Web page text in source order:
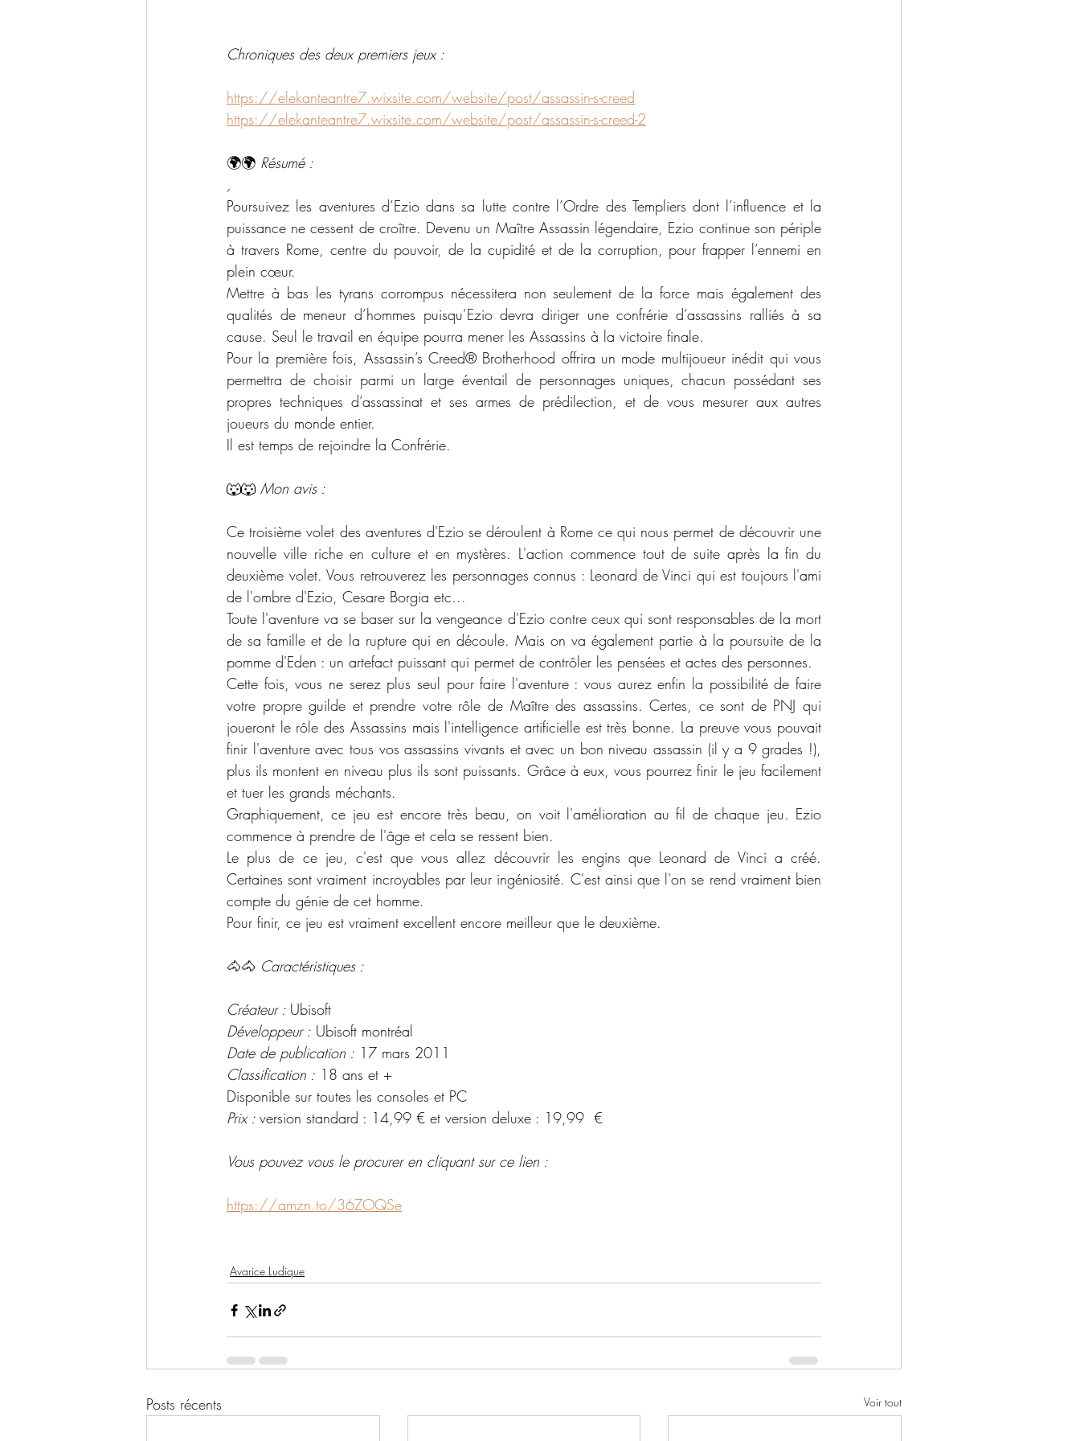
Chroniques des deux premiers jeux :
https://elekanteantre7.wixsite.com/website/post/assassin-s-creed
https://elekanteantre7.wixsite.com/website/post/assassin-s-creed-2
🌍🌍 Résumé :
,
Poursuivez les aventures d’Ezio dans sa lutte contre l’Ordre des Templiers dont l’influence et la
puissance ne cessent de croître. Devenu un Maître Assassin légendaire, Ezio continue son périple
à travers Rome, centre du pouvoir, de la cupidité et de la corruption, pour frapper l’ennemi en
plein cœur.
Mettre à bas les tyrans corrompus nécessitera non seulement de la force mais également des
qualités de meneur d’hommes puisqu’Ezio devra diriger une confrérie d’assassins ralliés à sa
cause. Seul le travail en équipe pourra mener les Assassins à la victoire finale.
Pour la première fois, Assassin’s Creed® Brotherhood offrira un mode multijoueur inédit qui vous
permettra de choisir parmi un large éventail de personnages uniques, chacun possédant ses
propres techniques d’assassinat et ses armes de prédilection, et de vous mesurer aux autres
joueurs du monde entier.
Il est temps de rejoindre la Confrérie.
🐺🐺 Mon avis :
Ce troisième volet des aventures d'Ezio se déroulent à Rome ce qui nous permet de découvrir une
nouvelle ville riche en culture et en mystères. L'action commence tout de suite après la fin du
deuxième volet. Vous retrouverez les personnages connus : Leonard de Vinci qui est toujours l'ami
de l'ombre d'Ezio, Cesare Borgia etc...
Toute l'aventure va se baser sur la vengeance d'Ezio contre ceux qui sont responsables de la mort
de sa famille et de la rupture qui en découle. Mais on va également partie à la poursuite de la
pomme d'Eden : un artefact puissant qui permet de contrôler les pensées et actes des personnes.
Cette fois, vous ne serez plus seul pour faire l'aventure : vous aurez enfin la possibilité de faire
votre propre guilde et prendre votre rôle de Maître des assassins. Certes, ce sont de PNJ qui
joueront le rôle des Assassins mais l'intelligence artificielle est très bonne. La preuve vous pouvait
finir l'aventure avec tous vos assassins vivants et avec un bon niveau assassin (il y a 9 grades !),
plus ils montent en niveau plus ils sont puissants. Grâce à eux, vous pourrez finir le jeu facilement
et tuer les grands méchants.
Graphiquement, ce jeu est encore très beau, on voit l'amélioration au fil de chaque jeu. Ezio
commence à prendre de l'âge et cela se ressent bien.
Le plus de ce jeu, c'est que vous allez découvrir les engins que Leonard de Vinci a créé.
Certaines sont vraiment incroyables par leur ingéniosité. C'est ainsi que l'on se rend vraiment bien
compte du génie de cet homme.
Pour finir, ce jeu est vraiment excellent encore meilleur que le deuxième.
🐴🐴 Caractéristiques :
Créateur : Ubisoft
Développeur : Ubisoft montréal
Date de publication : 17 mars 2011
Classification : 18 ans et +
Disponible sur toutes les consoles et PC
Prix : version standard : 14,99 € et version deluxe : 19,99  €
Vous pouvez vous le procurer en cliquant sur ce lien :
https://amzn.to/36ZOQSe
Avarice Ludique
Posts récents Voir tout